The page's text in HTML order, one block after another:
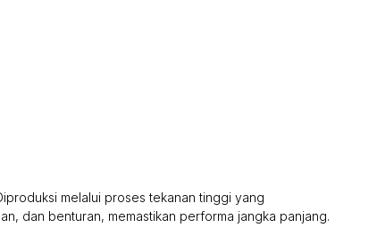
melalui proses tekanan tinggi yang
dan benturan, memastikan performa jangka panjang.